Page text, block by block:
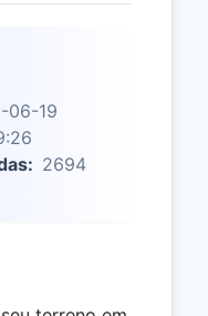
06-19
2694